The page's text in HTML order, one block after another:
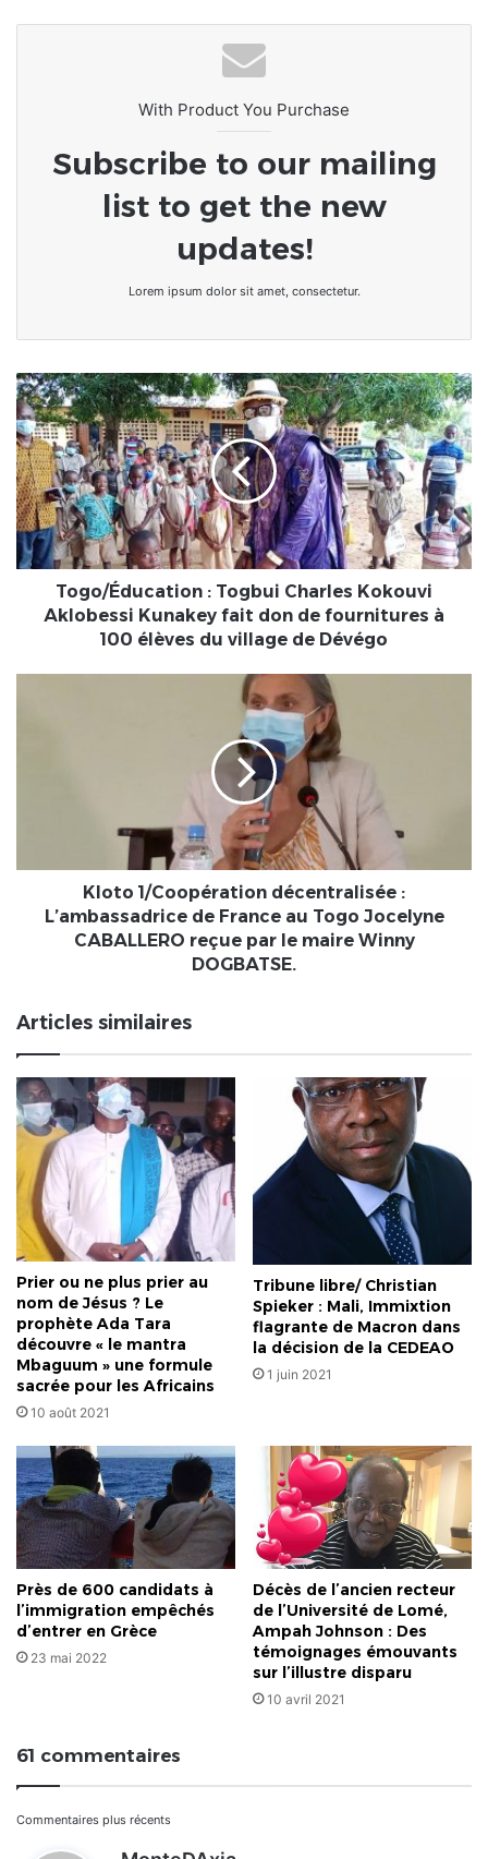
With Product You Purchase
Subscribe to our mailing
list to get the new
updates!
Lorem ipsum dolor sit amet, consectetur.
Togo/
Éducation
:
Togbui
Charles
Kokouvi
Aklobessi
Kunakey
fait
Togo/Éducation : Togbui Charles Kokouvi
Aklobessi Kunakey fait don de fournitures à
100 élèves du village de Dévégo
Togo
CABALLERO
Winny
DOGBATSE.
Kloto 1/Coopération décentralisée :
L’ambassadrice de France au Togo Jocelyne
CABALLERO reçue par le maire Winny
DOGBATSE.
Articles similaires
Prier ou ne plus prier au
nom de Jésus ? Le
prophète Ada Tara
découvre « le mantra
Mbaguum » une formule
sacrée pour les Africains
10 août 2021
Tribune libre/ Christian
Spieker : Mali, Immixtion
flagrante de Macron dans
la décision de la CEDEAO
1 juin 2021
Près de 600 candidats à
l’immigration empêchés
d’entrer en Grèce
23 mai 2022
Décès de l’ancien recteur
de l’Université de Lomé,
Ampah Johnson : Des
témoignages émouvants
sur l’illustre disparu
10 avril 2021
61 commentaires
Navigation
Commentaires plus récents